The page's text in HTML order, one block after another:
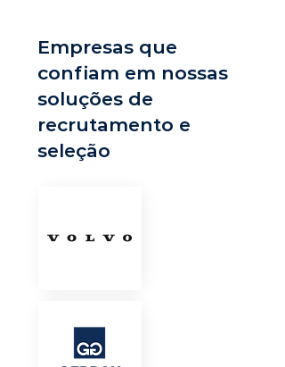
Empresas que
confiam em nossas
soluções de
recrutamento e
seleção